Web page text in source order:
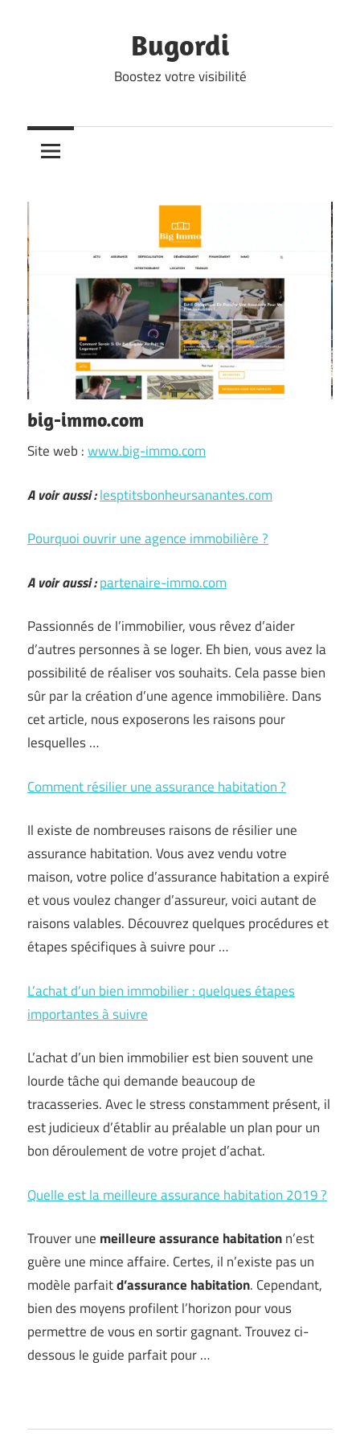
Bugordi
Boostez votre visibilité
big-immo.com
Site web :www.big-immo.com
A voir aussi :lesptitsbonheursanantes.com
Pourquoi ouvrir une agence immobilière ?
A voir aussi :partenaire-immo.com
Passionnés de l’immobilier, vous rêvez d’aider
d’autres personnes à se loger. Eh bien, vous avez la
possibilité de réaliser vos souhaits. Cela passe bien
sûr par la création d’une agence immobilière. Dans
cet article, nous exposerons les raisons pour
lesquelles …
Comment résilier une assurance habitation ?
Il existe de nombreuses raisons de résilier une
assurance habitation. Vous avez vendu votre
maison, votre police d’assurance habitation a expiré
et vous voulez changer d’assureur, voici autant de
raisons valables. Découvrez quelques procédures et
étapes spécifiques à suivre pour …
L’achat d’un bien immobilier : quelques étapes
importantes à suivre
L’achat d’un bien immobilier est bien souvent une
lourde tâche qui demande beaucoup de
tracasseries. Avec le stress constamment présent, il
est judicieux d’établir au préalable un plan pour un
bon déroulement de votre projet d’achat.
Quelle est la meilleure assurance habitation 2019 ?
Trouver une meilleure assurance habitationn’est
guère une mince affaire. Certes, il n’existe pas un
modèle parfaitd’assurance habitation. Cependant,
bien des moyens profilent l’horizon pour vous
permettre de vous en sortir gagnant. Trouvez ci-
dessous le guide parfait pour …